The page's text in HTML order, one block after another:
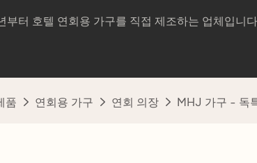
터 호텔 연회용 가구를 직접 제조하는 업체입니
품 연회용 가구 연회 의장 MHJ 가구 - 독